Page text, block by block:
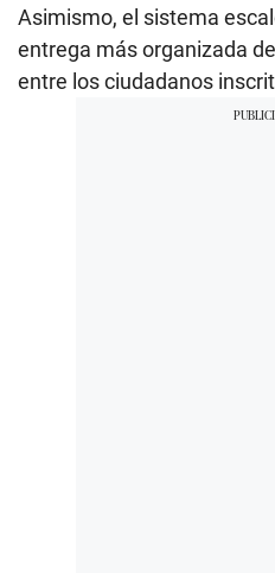
Asimismo, el sistema
entrega más organizada
entre los ciudadanos